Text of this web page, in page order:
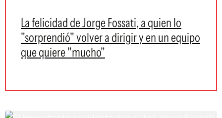
La felicidad de Jorge Fossati, a quien lo
"sorprendió" volver a dirigir y en un equipo
que quiere "mucho"